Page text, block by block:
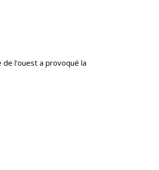
l'ouest a provoqué la